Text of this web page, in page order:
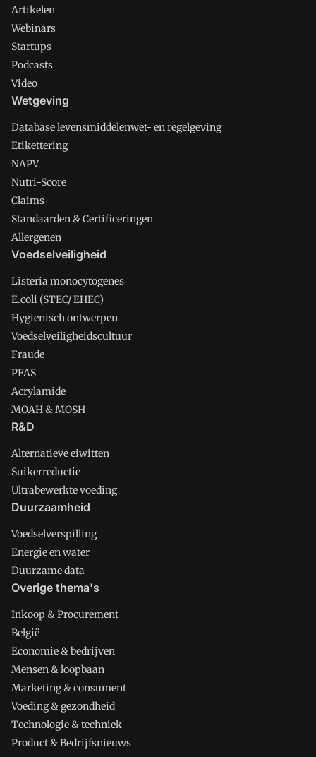
Artikelen
Webinars
Startups
Podcasts
Video
Wetgeving
Database levensmiddelenwet- en regelgeving
Etikettering
NAPV
Nutri-Score
Claims
Standaarden & Certificeringen
Allergenen
Voedselveiligheid
Listeria monocytogenes
E.coli (STEC/ EHEC)
Hygienisch ontwerpen
Voedselveiligheidscultuur
Fraude
PFAS
Acrylamide
MOAH & MOSH
R&D
Alternatieve eiwitten
Suikerreductie
Ultrabewerkte voeding
Duurzaamheid
Voedselverspilling
Energie en water
Duurzame data
Overige thema's
Inkoop & Procurement
België
Economie & bedrijven
Mensen & loopbaan
Marketing & consument
Voeding & gezondheid
Technologie & techniek
Product & Bedrijfsnieuws